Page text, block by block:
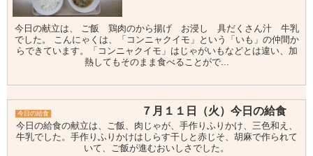
今日の献立は、 ご飯 鶏肉のから揚げ お浸し 具だくさん汁 牛乳
でした。 こんにゃくは、「コンニャクイモ」という「いも」の仲間か
らできています。「コンニャクイモ」はじゃがいもなどとは違い、加
熱してもそのまま食べることがで...
今日の給食 ７月１１日（火）今日の給食
今日の給食の献立は、ご飯、肉じゃが、手作りふりかけ、三色和え、
牛乳でした。手作りふりかけはしらす干しと赤じそ、胡麻で作られて
いて、ご飯が進むおいしさでした。